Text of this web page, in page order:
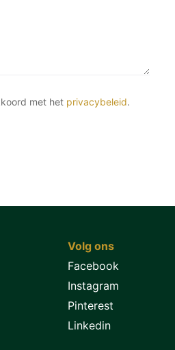
met het privacybeleid.
Volg ons
Facebook
Instagram
Pinterest
Linkedin